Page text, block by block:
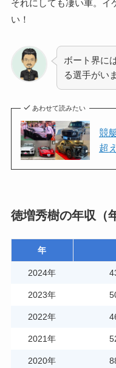
それにしても凄い車。イ
い！
ボート界に
る選手がい
あわせて読みたい
競
超
徳増秀樹の年収（
年
2024年
2023年
2022年
2021年
2020年